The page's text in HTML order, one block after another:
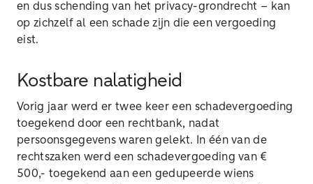
en dus schending van het privacy-grondrecht – kan
op zichzelf al een schade zijn die een vergoeding
eist.
Kostbare nalatigheid
Vorig jaar werd er twee keer een schadevergoeding
toegekend door een rechtbank, nadat
persoonsgegevens waren gelekt. In één van de
rechtszaken werd een schadevergoeding van €
500,- toegekend aan een gedupeerde wiens